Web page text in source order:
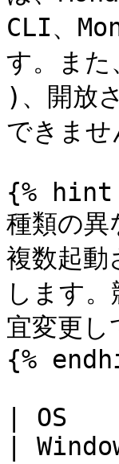
CLI、
す。ま
)、開放
できませ
{%
種類の
複数起動
します
宜変更し
{%
| OS
|